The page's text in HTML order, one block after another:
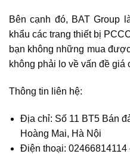
Bên cạnh đó, BAT Group
khẩu các trang thiết bị
bạn không những mua
không phải lo về vấn đề giá
Thông tin liên hệ:
Địa chỉ: Số 11 BT5 Bán
Hoàng Mai, Hà Nội
Điện thoại: 02466814114